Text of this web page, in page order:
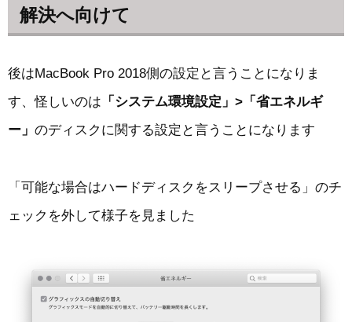
解決へ向けて
後はMacBook Pro 2018側の設定と言うことになりま
す、怪しいのは 「システム環境設定」>「省エネルギ
ー」 のディスクに関する設定と言うことになります
「可能な場合はハードディスクをスリープさせる」のチ
ェックを外して様子を見ました